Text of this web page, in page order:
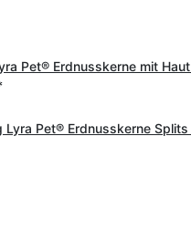
Pet® Erdnusskerne mit Haut